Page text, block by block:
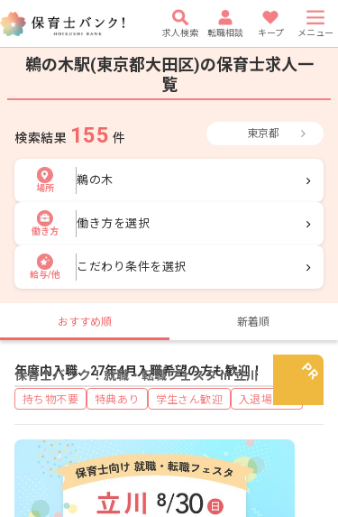
求人検索 転職相談 キープ メニュー
鵜の木駅(東京都大田区)の保育士求人一
覧
検索結果 155 件 東京都
場所
鵜の木
働き方
働き方を選択
給与/他
こだわり条件を選択
おすすめ順 新着順
保育士バンク！就職・転職フェスタ in 立川
年度内入職、27年4月入職希望の方も歓迎！
持ち物不要 特典あり 学生さん歓迎 入退場自由